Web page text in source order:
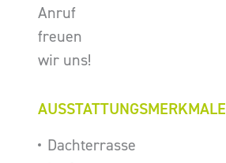
Anruf
freuen
wir uns!
AUSSTATTUNGSMERKMALE
Dachterrasse